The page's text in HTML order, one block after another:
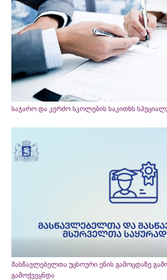
საჯარო და კერძო სკოლების საკითხს
მასწავლებელთა უცხოური ენის გამოცდაზე
გამოქვეყნდა